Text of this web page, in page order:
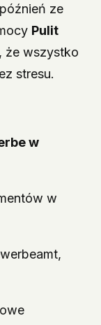
ze
Pulit
że wszystko
stresu.
w
w